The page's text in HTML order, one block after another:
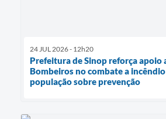
24 JUL 2026 - 12h20
Prefeitura de Sinop reforça apoio
Bombeiros no combate a
população sobre prevenção